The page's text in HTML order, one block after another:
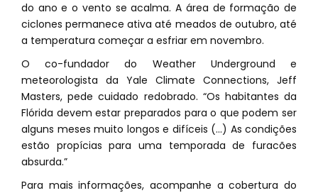
do ano e o vento se acalma. A área de formação de
ciclones permanece ativa até meados de outubro, até
a temperatura começar a esfriar em novembro.
O co-fundador do Weather Underground e
meteorologista da Yale Climate Connections, Jeff
Masters, pede cuidado redobrado. “Os habitantes da
Flórida devem estar preparados para o que podem ser
alguns meses muito longos e difíceis (…) As condições
estão propícias para uma temporada de furacões
absurda.”
Para mais informações, acompanhe a cobertura do